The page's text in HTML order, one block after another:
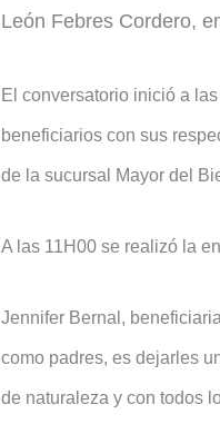
León Febres Cordero,
El conversatorio inició a
beneficiarios con sus
de la sucursal Mayor del
A las 11H00 se realizó la
Jennifer Bernal,
como padres, es dejarles
de naturaleza y con todos